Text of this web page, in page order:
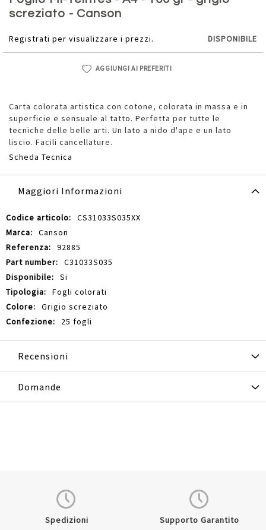
screziato - Canson
Registrati per visualizzare i prezzi. DISPONIBILE
AGGIUNGI AI PREFERITI
Carta colorata artistica con cotone, colorata in massa e in
superficie e sensuale al tatto. Perfetta per tutte le
tecniche delle belle arti. Un lato a nido d'ape e un lato
liscio. Facili cancellature.
Scheda Tecnica
della
galleria
immagini
Maggiori Informazioni
Maggiori
Informazioni
CS31033S035XX
Canson
92885
C31033S035
Si
Fogli colorati
Grigio screziato
25 fogli
Recensioni
Domande
Spedizioni Supporto Garantito